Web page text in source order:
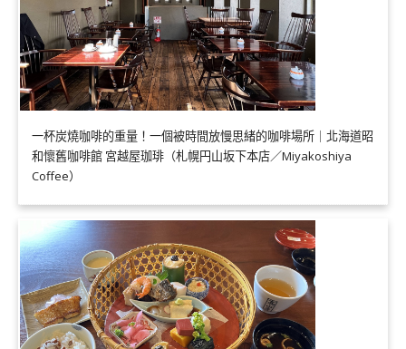
一杯炭燒咖啡的重量！一個被時間放慢思緒的咖啡場所｜北海道昭
和懷舊咖啡館 宮越屋珈琲（札幌円山坂下本店／Miyakoshiya
Coffee）